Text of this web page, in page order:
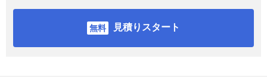
見積りスタート